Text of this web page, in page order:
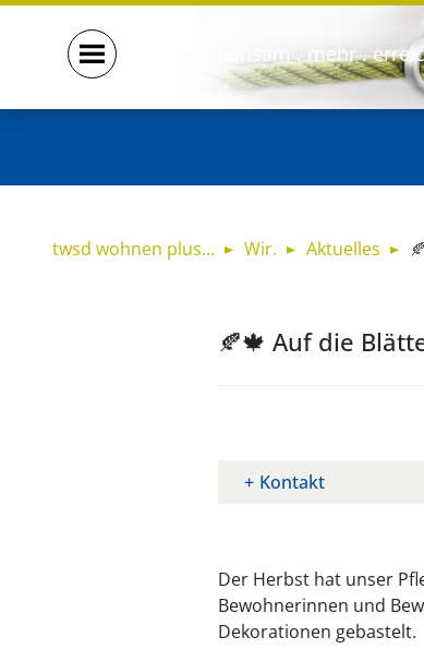
gemeinsam . mehr .
twsd wohnen plus… Wir. Aktuelles
🍂🍁 Auf die
Kontakt
Der Herbst hat unser
Bewohnerinnen und
Dekorationen gebastelt.